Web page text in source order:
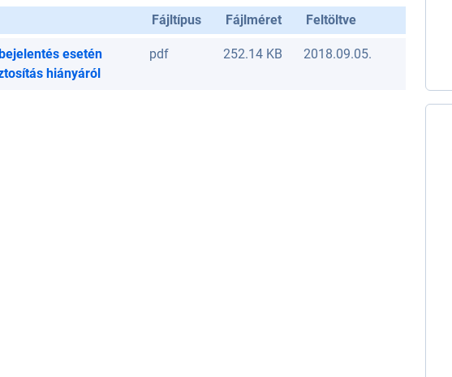
Fájltípus Fájlméret Feltöltve
esetén
hiányáról
pdf 252.14 KB 2018.09.05.